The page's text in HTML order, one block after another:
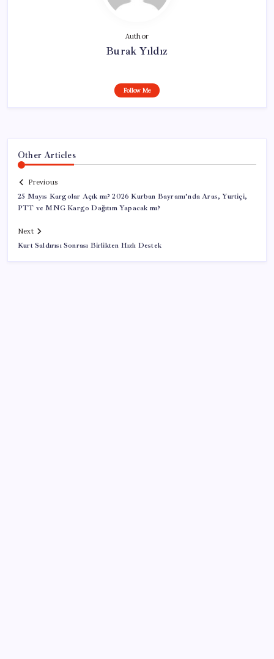
Author
Burak Yıldız
Follow Me
Other Articles
Previous
25 Mayıs Kargolar Açık mı? 2026 Kurban Bayramı’nda Aras, Yurtiçi,
PTT ve MNG Kargo Dağıtım Yapacak mı?
Next
Kurt Saldırısı Sonrası Birlikten Hızlı Destek